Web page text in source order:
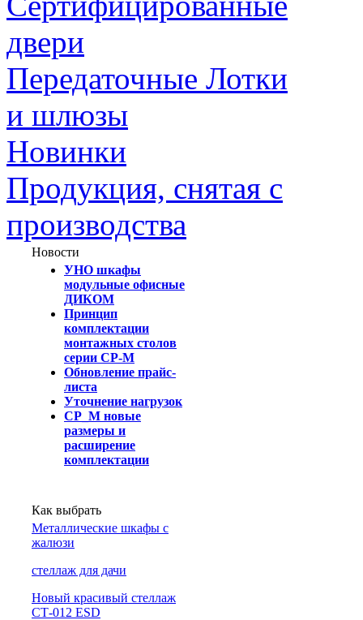
двери
Передаточные Лотки
и шлюзы
Новинки
Продукция, снятая с
производства
Новости
УНО шкафы
модульные офисные
ДИКОМ
Принцип
комплектации
монтажных столов
серии СР-М
Обновление прайс-
листа
Уточнение нагрузок
СР_М новые
размеры и
расширение
комплектации
Как выбрать
Металлические шкафы с
жалюзи
cтеллаж для дачи
Новый красивый стеллаж
СТ-012 ESD